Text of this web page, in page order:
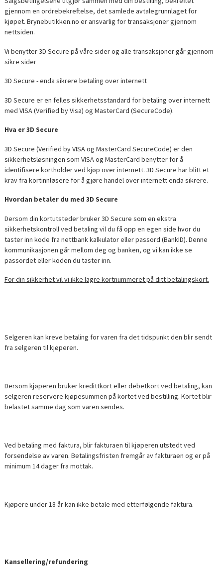
gjennom en ordrebekreftelse, det samlede avtalegrunnlaget for
kjøpet. Brynebutikken.no er ansvarlig for transaksjoner gjennom
nettsiden.
Vi benytter 3D Secure på våre sider og alle transaksjoner går gjennom
sikre sider
3D Secure - enda sikrere betaling over internett
3D Secure er en felles sikkerhetsstandard for betaling over internett
med VISA (Verified by Visa) og MasterCard (SecureCode).
Hva er 3D Secure
3D Secure (Verified by VISA og MasterCard SecureCode) er den
sikkerhetsløsningen som VISA og MasterCard benytter for å
identifisere kortholder ved kjøp over internett. 3D Secure har blitt et
krav fra kortinnløsere for å gjøre handel over internett enda sikrere.
Hvordan betaler du med 3D Secure
Dersom din kortutsteder bruker 3D Secure som en ekstra
sikkerhetskontroll ved betaling vil du få opp en egen side hvor du
taster inn kode fra nettbank kalkulator eller passord (BankID). Denne
kommunikasjonen går mellom deg og banken, og vi kan ikke se
passordet eller koden du taster inn.
For din sikkerhet vil vi ikke lagre kortnummeret på ditt betalingskort.
Selgeren kan kreve betaling for varen fra det tidspunkt den blir sendt
fra selgeren til kjøperen.
Dersom kjøperen bruker kredittkort eller debetkort ved betaling, kan
selgeren reservere kjøpesummen på kortet ved bestilling. Kortet blir
belastet samme dag som varen sendes.
Ved betaling med faktura, blir fakturaen til kjøperen utstedt ved
forsendelse av varen. Betalingsfristen fremgår av fakturaen og er på
minimum 14 dager fra mottak.
Kjøpere under 18 år kan ikke betale med etterfølgende faktura.
Kansellering/refundering